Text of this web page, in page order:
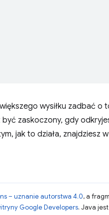
wysiłku zadbać o
zaskoczony, gdy
jak to działa, znajdziesz w
– uznanie autorstwa 4.0, a
Google Developers. Java